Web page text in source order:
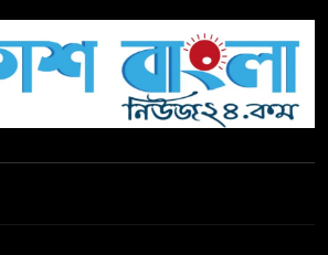
টিকটকে অশালীন কনটেন্ট ও অনলাইন
হয়রানির অভিযোগে ব্রাহ্মণবাড়িয়ায়
বেতাগীতে ঈদুল আজহা উপলক্ষে